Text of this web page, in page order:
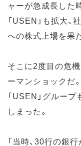
ャーが急成長した
「USEN」も拡大
への株式上場を果
そこに2度目の危
ーマンショックだ
「USEN」グルー
しまった。
「当時、30行の銀